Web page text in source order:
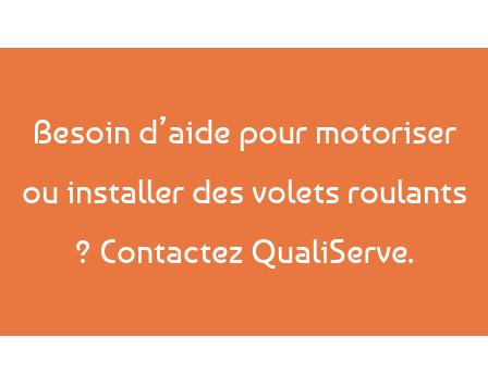
Besoin d’aide pour motoriser
ou installer des volets roulants
? Contactez QualiServe.